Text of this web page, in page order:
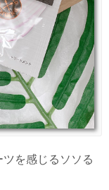
を感じるソソる